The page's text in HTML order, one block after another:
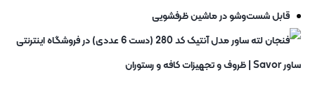
قابل شست‌وشو در ماشین ظرفشویی